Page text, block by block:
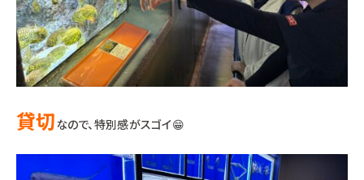
貸切なので、特別感がスゴイ😁